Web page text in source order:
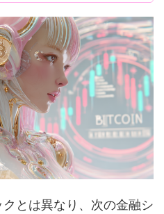
とは異なり、次の金融シ